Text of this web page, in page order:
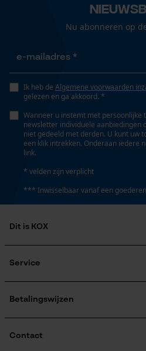
Nu abonneren op
Ik heb de Algemene voorwaarden
gelezen en ga akkoord. *
Wanneer u instemt met persoonlijke
newsletter individuele aanbiedingen
niet gedeeld met derden. U kunt uw
een klik intrekken. Onderaan iedere
link.
* velden zijn verplicht
*** Inwisselbaar vanaf een
Dit is KOX
Maatschappelijke betrokkenheid
Aanmelding nieuwsbrief
Service
KOX catalogus
Verzendkosteninformatie
Betalingswijzen
Contact